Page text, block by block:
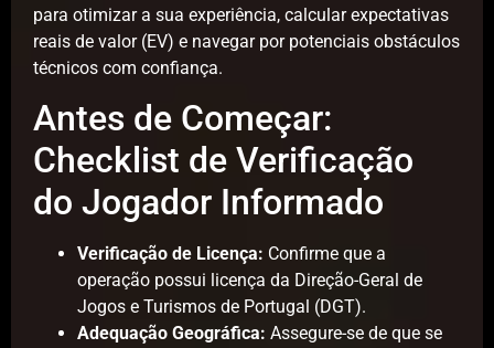
para otimizar a sua experiência, calcular expectativas
reais de valor (EV) e navegar por potenciais obstáculos
técnicos com confiança.
Antes de Começar:
Checklist de Verificação
do Jogador Informado
Verificação de Licença: Confirme que a
operação possui licença da Direção-Geral de
Jogos e Turismos de Portugal (DGT).
Adequação Geográfica: Assegure-se de que se